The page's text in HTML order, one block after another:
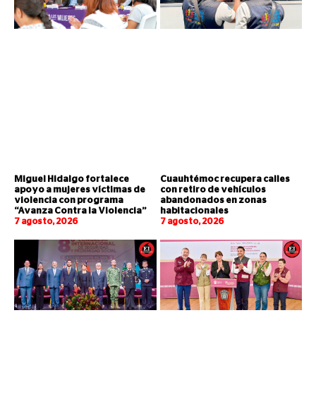
Miguel Hidalgo fortalece
apoyo a mujeres víctimas de
violencia con programa
“Avanza Contra la Violencia”
7 agosto, 2026
Cuauhtémoc recupera calles
con retiro de vehículos
abandonados en zonas
habitacionales
7 agosto, 2026